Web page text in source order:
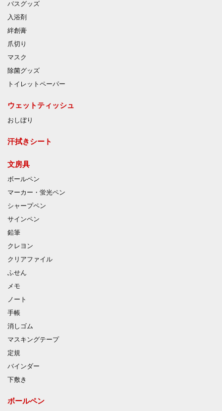
バスグッズ
入浴剤
絆創膏
爪切り
マスク
除菌グッズ
トイレットペーパー
ウェットティッシュ
おしぼり
汗拭きシート
文房具
ボールペン
マーカー・蛍光ペン
シャープペン
サインペン
鉛筆
クレヨン
クリアファイル
ふせん
メモ
ノート
手帳
消しゴム
マスキングテープ
定規
バインダー
下敷き
ボールペン